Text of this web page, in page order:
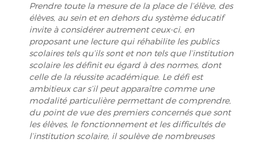
Prendre toute la mesure de la place de l’élève, des
élèves, au sein et en dehors du système éducatif
invite à considérer autrement ceux-ci, en
proposant une lecture qui réhabilite les publics
scolaires tels qu’ils sont et non tels que l’institution
scolaire les définit eu égard à des normes, dont
celle de la réussite académique. Le défi est
ambitieux car s’il peut apparaître comme une
modalité particulière permettant de comprendre,
du point de vue des premiers concernés que sont
les élèves, le fonctionnement et les difficultés de
l’institution scolaire, il soulève de nombreuses